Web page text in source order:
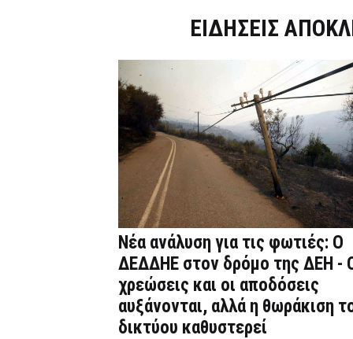
ΕΙΔΗΣΕΙΣ
Νέα ανάλυση για τις φωτιές: Ο
ΔΕΔΔΗΕ στον δρόμο της ΔΕΗ -
χρεώσεις και οι αποδόσεις
αυξάνονται, αλλά η θωράκιση
δικτύου καθυστερεί